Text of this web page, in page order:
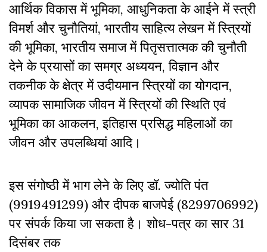
आर्थिक विकास में भूमिका, आधुनिकता के आईने में स्त्री
विमर्श और चुनौतियां, भारतीय साहित्य लेखन में स्त्रियों
की भूमिका, भारतीय समाज में पितृसत्तात्मक की चुनौती
देने के प्रयासों का समग्र अध्ययन, विज्ञान और
तकनीक के क्षेत्र में उदीयमान स्त्रियों का योगदान,
व्यापक सामाजिक जीवन में स्त्रियों की स्थिति एवं
भूमिका का आकलन, इतिहास प्रसिद्ध महिलाओं का
जीवन और उपलब्धियां आदि।
इस संगोष्ठी में भाग लेने के लिए डॉ. ज्योति पंत
(9919491299) और दीपक बाजपेई (8299706992)
पर संपर्क किया जा सकता है। शोध-पत्र का सार 31
दिसंबर तक